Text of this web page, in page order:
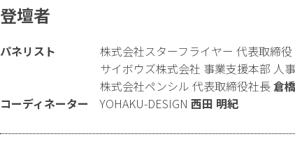
登壇者
パネリスト 株式会社スターフライヤー 代表取締
サイボウズ株式会社 事業支援本部 人
株式会社ペンシル 代表取締役社長倉
コーディネーター
YOHAKU-DESIGN 西田 明紀